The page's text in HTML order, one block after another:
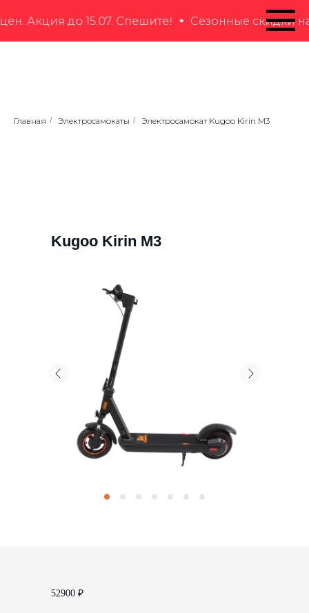
до 15.07. Спешите! Сезонные скидки на
Главная / Электросамокаты / Электросамокат Kugoo Kirin M3
52900 ₽
Kugoo Kirin M3